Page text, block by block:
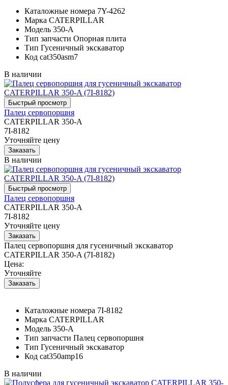
Каталожные номера 7Y-4262
Марка CATERPILLAR
Модель 350-A
Тип запчасти Опорная плита
Тип Гусеничный экскаватор
Код cat350asm7
В наличии
Палец сервопоршня
CATERPILLAR 350-A
7I-8182
Уточняйте цену
В наличии
Палец сервопоршня
CATERPILLAR 350-A
7I-8182
Уточняйте цену
Палец сервопоршня для гусеничный экскаватор
CATERPILLAR 350-A (7I-8182)
Цена:
Уточняйте
Каталожные номера 7I-8182
Марка CATERPILLAR
Модель 350-A
Тип запчасти Палец сервопоршня
Тип Гусеничный экскаватор
Код cat350amp16
В наличии